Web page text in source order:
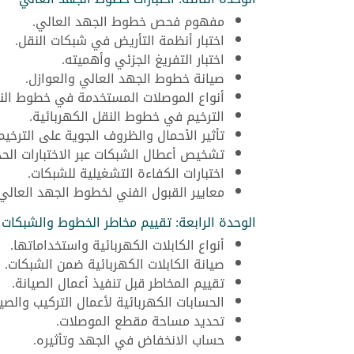
مفهوم فحص خطوط الجهد العالي.
اختبار أنظمة التأريض في شبكات النقل.
اختبار التفريغ الجزئي وأهميته.
صيانة خطوط الجهد العالي والعوازل.
أنواع الموصلات المستخدمة في خطوط
الترخيم في خطوط النقل الكهربائية.
تأثير الأحمال والظروف الجوية على
تشخيص أعطال الشبكات عبر الاختبارات
اختبارات الكفاءة التشغيلية للشبكات.
معايير القبول الفني لخطوط الجهد
الوحدة الرابعة: تقييم مخاطر الخطوط والشبكات
أنواع الكابلات الكهربائية واستخداماتها.
صيانة الكابلات الكهربائية ضمن الشبكات.
تقييم المخاطر قبل تنفيذ أعمال الصيانة.
الحسابات الكهربائية لأعمال التركيب
تحديد مساحة مقطع الموصلات.
حساب الانخفاض في الجهد وتأثيره.